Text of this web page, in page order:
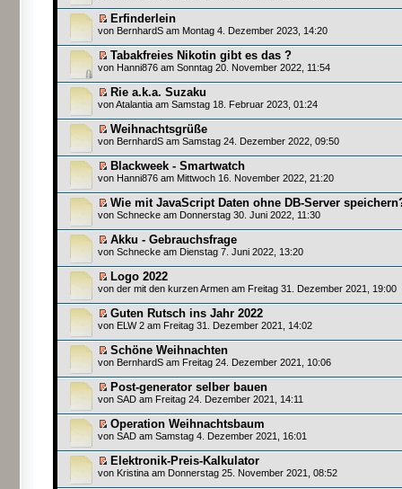
Erfinderlein
von BernhardS am Montag 4. Dezember 2023, 14:20
Tabakfreies Nikotin gibt es das ?
von Hanni876 am Sonntag 20. November 2022, 11:54
Rie a.k.a. Suzaku
vonAtalantia am Samstag 18. Februar 2023, 01:24
Weihnachtsgrüße
von BernhardS am Samstag 24. Dezember 2022, 09:50
Blackweek - Smartwatch
von Hanni876 am Mittwoch 16. November 2022, 21:20
Wie mit JavaScript Daten ohne DB-Server
von Schnecke am Donnerstag 30. Juni 2022, 11:30
Akku - Gebrauchsfrage
von Schnecke am Dienstag 7. Juni 2022, 13:20
Logo 2022
von der mit den kurzen Armen am Freitag 31. Dezember 2021, 19:00
Guten Rutsch ins Jahr 2022
von ELW 2 am Freitag 31. Dezember 2021, 14:02
Schöne Weihnachten
von BernhardS am Freitag 24. Dezember 2021, 10:06
Post-generator selber bauen
von SAD am Freitag 24. Dezember 2021, 14:11
Operation Weihnachtsbaum
von SAD am Samstag 4. Dezember 2021, 16:01
Elektronik-Preis-Kalkulator
von Kristina am Donnerstag 25. November 2021, 08:52